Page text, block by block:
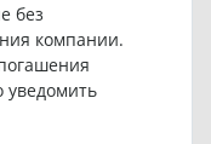
без
компании.
уведомить